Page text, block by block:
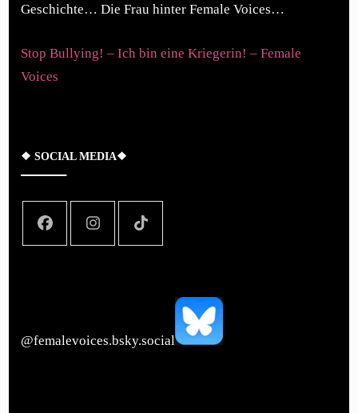
Geschichte… Die Frau hinter Female Voices…
Stop Bullying! – Ich bin eine Kriegerin! – Female
Voices
❖ SOCIAL MEDIA❖
‪@femalevoices.bsky.social‬